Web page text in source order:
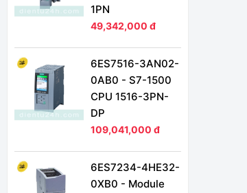
1PN
49,342,000 đ
6ES7516-3AN02-
0AB0 - S7-1500
CPU 1516-3PN-
DP
109,041,000 đ
6ES7234-4HE32-
0XB0 - Module